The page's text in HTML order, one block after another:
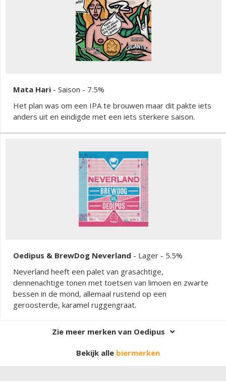
Mata Hari - Saison - 7.5%
Het plan was om een IPA te brouwen maar dit pakte iets
anders uit en eindigde met een iets sterkere saison.
Oedipus & BrewDog Neverland - Lager - 5.5%
Neverland heeft een palet van grasachtige,
dennenachtige tonen met toetsen van limoen en zwarte
bessen in de mond, allemaal rustend op een
geroosterde, karamel ruggengraat.
Zie meer merken van Oedipus
Bekijk alle biermerken